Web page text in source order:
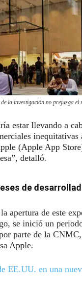
la investigación no prejuzga el
estar llevando a
(Apple App
detalló.
de
apertura de este
se inició un
parte de la
Apple.
EE.UU. en una